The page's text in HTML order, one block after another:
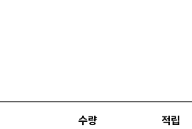
수량 적립